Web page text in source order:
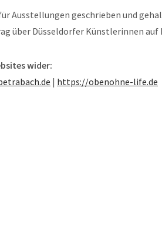
Ausstellungen geschrieben und
über Düsseldorfer Künstlerinnen auf
wider:
| https://obenohne-life.de